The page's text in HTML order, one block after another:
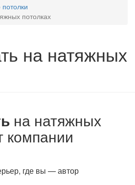
потолках
на натяжных
на натяжных
компании
где вы — автор